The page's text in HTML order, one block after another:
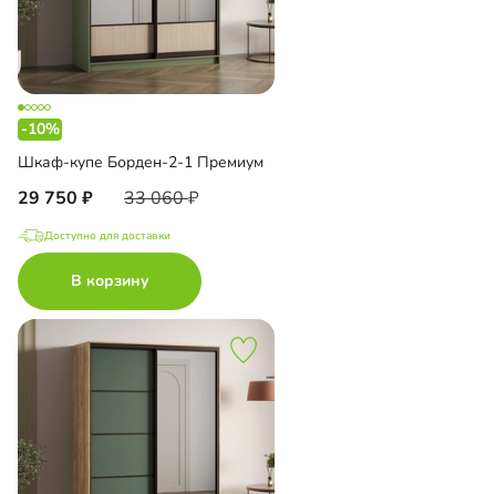
-10%
Шкаф-купе Борден-2-1 Премиум
29 750 33 060
Доступно для доставки
В корзину